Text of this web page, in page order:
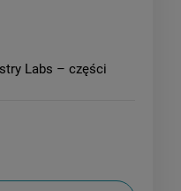
Labs – części